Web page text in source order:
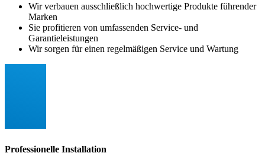
Wir verbauen ausschließlich hochwertige Produkte führender
Marken
Sie profitieren von umfassenden Service- und
Garantieleistungen
Wir sorgen für einen regelmäßigen Service und Wartung
Professionelle Installation